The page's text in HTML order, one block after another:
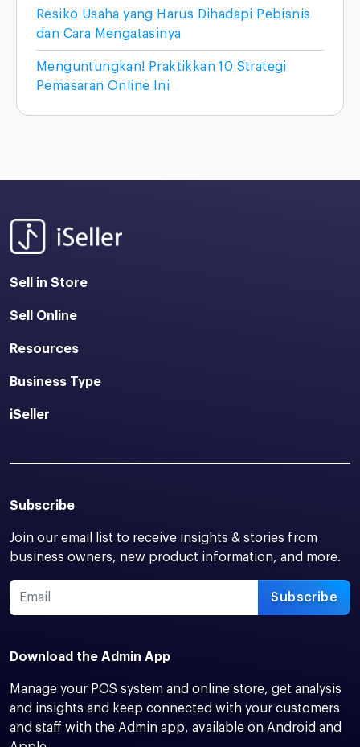
Resiko Usaha yang Harus Dihadapi Pebisnis
dan Cara Mengatasinya
Menguntungkan! Praktikkan 10 Strategi
Pemasaran Online Ini
Sell in Store
Sell Online
Resources
Business Type
iSeller
Subscribe
Join our email list to receive insights & stories from
business owners, new product information, and more.
Subscribe
Download the Admin App
Manage your POS system and online store, get analysis
and insights and keep connected with your customers
and staff with the Admin app, available on Android and